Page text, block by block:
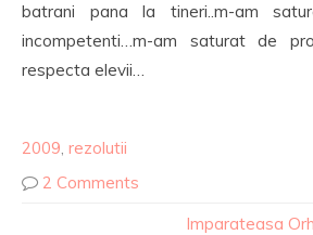
batrani pana la tineri..m-am
incompetenti…m-am saturat de
respecta elevii…
2009, rezolutii
2 Comments
Imparateasa